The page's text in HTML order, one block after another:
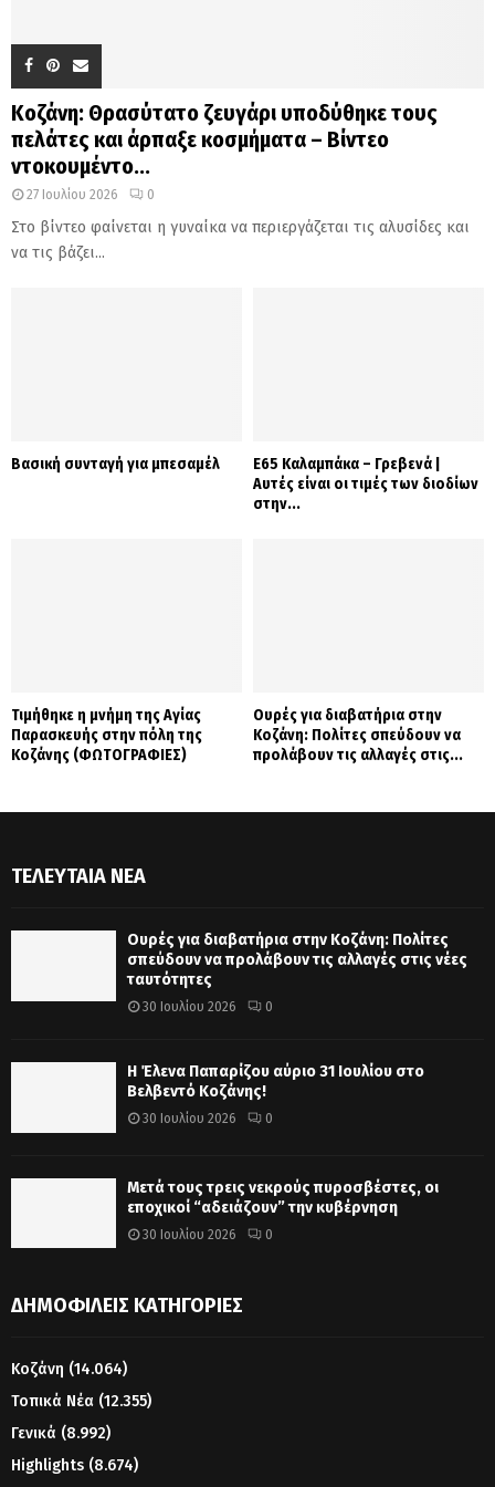
Κοζάνη: Θρασύτατο ζευγάρι υποδύθηκε τους
πελάτες και άρπαξε κοσμήματα – Βίντεο
ντοκουμέντο...
27 Ιουλίου 2026 0
Στο βίντεο φαίνεται η γυναίκα να περιεργάζεται τις αλυσίδες και
να τις βάζει...
Βασική συνταγή για μπεσαμέλ
Ε65 Καλαμπάκα – Γρεβενά |
Αυτές είναι οι τιμές των διοδίων
στην...
Τιμήθηκε η μνήμη της Αγίας
Παρασκευής στην πόλη της
Κοζάνης (ΦΩΤΟΓΡΑΦΙΕΣ)
Ουρές για διαβατήρια στην
Κοζάνη: Πολίτες σπεύδουν να
προλάβουν τις αλλαγές στις...
ΤΕΛΕΥΤΑΊΑ ΝΈΑ
Ουρές για διαβατήρια στην Κοζάνη: Πολίτες
σπεύδουν να προλάβουν τις αλλαγές στις νέες
ταυτότητες
30 Ιουλίου 2026 0
Η Έλενα Παπαρίζου αύριο 31 Ιουλίου στο
Βελβεντό Κοζάνης!
30 Ιουλίου 2026 0
Μετά τους τρεις νεκρούς πυροσβέστες, οι
εποχικοί “αδειάζουν” την κυβέρνηση
30 Ιουλίου 2026 0
ΔΗΜΟΦΙΛΕΊΣ ΚΑΤΗΓΟΡΊΕΣ
Κοζάνη (14.064)
Τοπικά Νέα (12.355)
Γενικά (8.992)
Highlights (8.674)